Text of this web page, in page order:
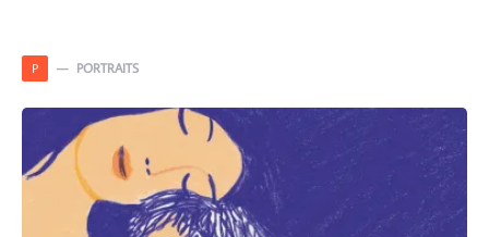
P PORTRAITS